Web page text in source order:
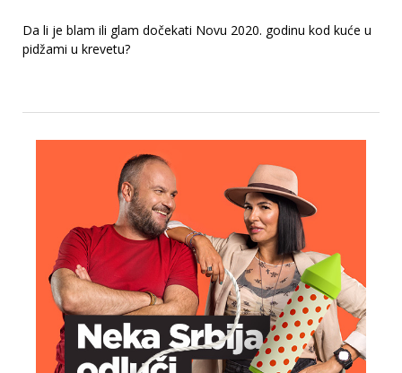
Da li je blam ili glam dočekati Novu 2020. godinu kod kuće u
pidžami u krevetu?